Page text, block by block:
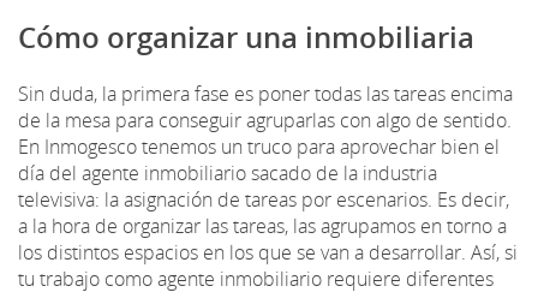
Cómo organizar una inmobiliaria
Sin duda, la primera fase es poner todas las tareas encima
de la mesa para conseguir agruparlas con algo de sentido.
En Inmogesco tenemos un truco para aprovechar bien el
día del agente inmobiliario sacado de la industria
televisiva: la asignación de tareas por escenarios. Es decir,
a la hora de organizar las tareas, las agrupamos en torno a
los distintos espacios en los que se van a desarrollar. Así, si
tu trabajo como agente inmobiliario requiere diferentes